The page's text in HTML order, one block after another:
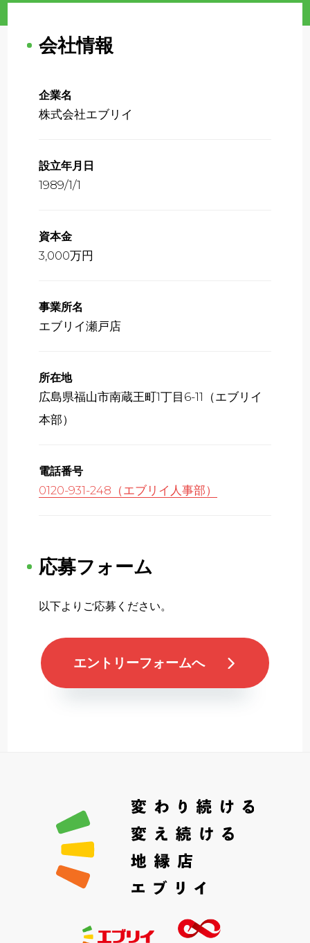
会社情報
企業名
株式会社エブリイ
設立年月日
1989/1/1
資本金
3,000万円
事業所名
エブリイ瀬戸店
所在地
広島県福山市南蔵王町1丁目6-11（エブリイ
本部）
電話番号
0120-931-248（エブリイ人事部）
応募フォーム
以下よりご応募ください。
エントリーフォームへ